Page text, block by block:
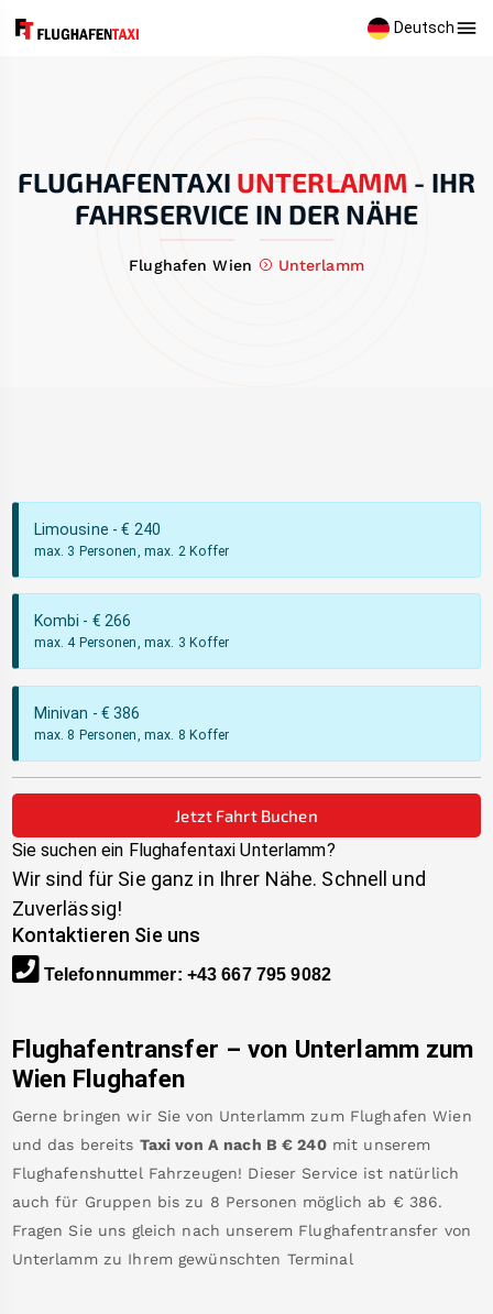
Deutsch
FLUGHAFENTAXI UNTERLAMM - IHR
FAHRSERVICE IN DER NÄHE
Flughafen Wien Unterlamm
Limousine - € 240
max. 3 Personen, max. 2 Koffer
Kombi - € 266
max. 4 Personen, max. 3 Koffer
Minivan - €386
max. 8 Personen, max. 8 Koffer
Jetzt Fahrt Buchen
Sie suchen ein Flughafentaxi Unterlamm?
Wir sind für Sie ganz in Ihrer Nähe. Schnell und
Zuverlässig!
Kontaktieren Sie uns
Telefonnummer: +43 667 795 9082
Flughafentransfer – von Unterlamm zum
Wien Flughafen
Gerne bringen wir Sie von Unterlamm zum Flughafen Wien
und das bereits Taxi von A nach B €240 mit unserem
Flughafenshuttel Fahrzeugen! Dieser Service ist natürlich
auch für Gruppen bis zu 8 Personen möglich ab € 386.
Fragen Sie uns gleich nach unserem Flughafentransfer von
Unterlamm zu Ihrem gewünschten Terminal